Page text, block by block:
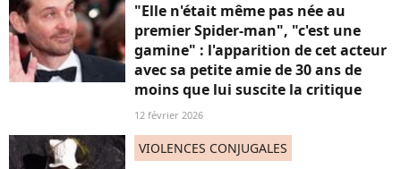
"Elle n'était même pas née au
premier Spider-man", "c'est une
gamine" : l'apparition de cet acteur
avec sa petite amie de 30 ans de
moins que lui suscite la critique
12 février 2026
VIOLENCES CONJUGALES